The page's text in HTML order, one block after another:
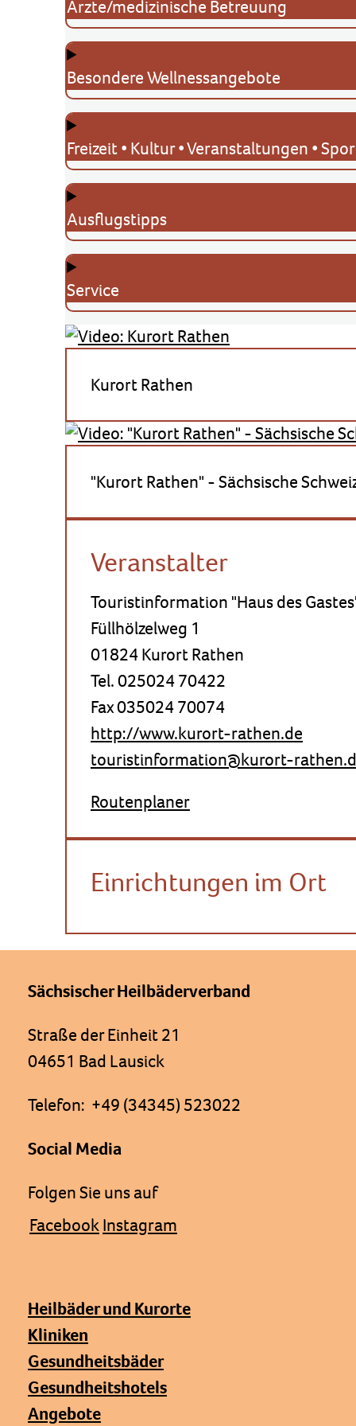
Ärzte/medizinische Betreuung
Besondere Wellnessangebote
Freizeit • Kultur • Veranstaltungen •
Ausflugstipps
Service
Kurort Rathen
"Kurort Rathen" - Sächsische
Veranstalter
Touristinformation "Haus des
Füllhölzelweg 1
01824 Kurort Rathen
Tel. 025024 70422
Fax 035024 70074
http://www.kurort-rathen.de
touristinformation@kurort-
Routenplaner
Einrichtungen im Ort
Sächsischer Heilbäderverband
Straße der Einheit 21
04651 Bad Lausick
Telefon: +49 (34345) 523022
Social Media
Folgen Sie uns auf
FacebookInstagram
Heilbäder und Kurorte
Kliniken
Gesundheitsbäder
Gesundheitshotels
Angebote